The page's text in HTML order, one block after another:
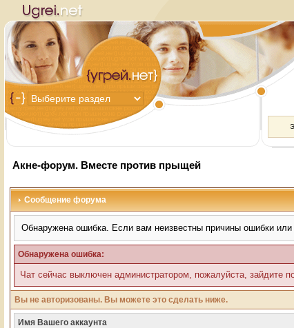
Акне-форум. Вместе против прыщей
Сообщение форума
Обнаружена ошибка. Если вам неизвестны причины ошибки
Обнаружена ошибка:
Чат сейчас выключен администратором, пожалуйста, зайдите
Вы не авторизованы. Вы можете это сделать ниже.
Имя Вашего аккаунта